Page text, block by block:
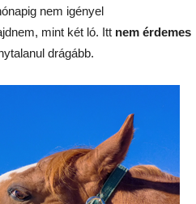
nem igényel
mint két ló. Itt nem érdemes
drágább.